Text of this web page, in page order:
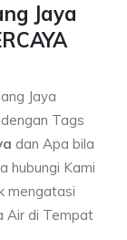
Jaya
Jaya
Tags
dan Apa bila
hubungi Kami
mengatasi
Air di Tempat